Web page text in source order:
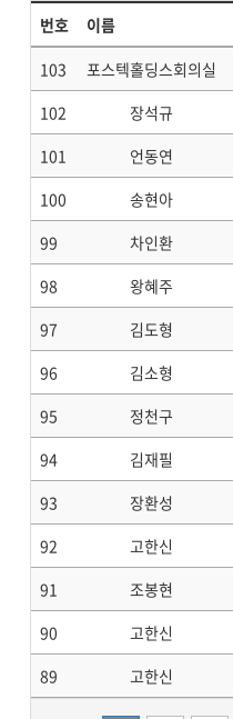
번호 이름
103
포스텍홀딩스회의실
102
장석규
101
언동연
100
송현아
99
차인환
98
왕혜주
97
김도형
96
김소형
95
정천구
94
김재필
93
장환성
92
고한신
91
조봉현
90
고한신
89
고한신